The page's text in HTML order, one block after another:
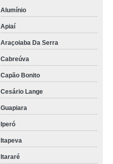
Alumínio
Apiaí
Araçoiaba Da Serra
Cabreúva
Capão Bonito
Cesário Lange
Guapiara
Iperó
Itapeva
Itararé